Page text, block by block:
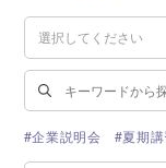
#企業説明会 #夏期